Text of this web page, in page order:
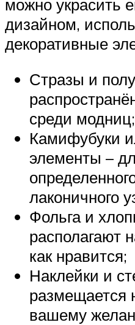
можно украсить
дизайном,
декоративные
Стразы и
среди модниц;
Камифубуки
элементы –
лаконичного
Фольга и
располагают
как нравится;
Наклейки и
размещается
вашему